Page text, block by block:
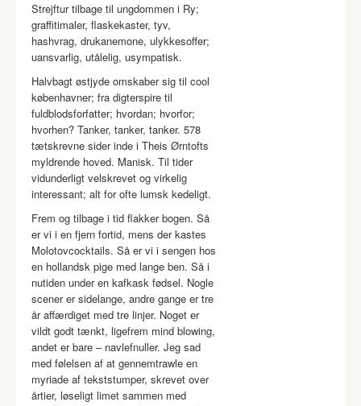
Strejftur tilbage til ungdommen i Ry;
graffitimaler, flaskekaster, tyv,
hashvrag, drukanemone, ulykkesoffer;
uansvarlig, utålelig, usympatisk.
Halvbagt østjyde omskaber sig til cool
københavner; fra digterspire til
fuldblodsforfatter; hvordan; hvorfor;
hvorhen? Tanker, tanker, tanker. 578
tætskrevne sider inde i Theis Ørntofts
myldrende hoved. Manisk. Til tider
vidunderligt velskrevet og virkelig
interessant; alt for ofte lumsk kedeligt.
Frem og tilbage i tid flakker bogen. Så
er vi i en fjern fortid, mens der kastes
Molotovcocktails. Så er vi i sengen hos
en hollandsk pige med lange ben. Så i
nutiden under en kafkask fødsel. Nogle
scener er sidelange, andre gange er tre
år affærdiget med tre linjer. Noget er
vildt godt tænkt, ligefrem mind blowing,
andet er bare – navlefnuller. Jeg sad
med følelsen af at gennemtrawle en
myriade af tekststumper, skrevet over
årtier, løseligt limet sammen med